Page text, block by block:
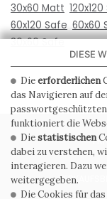
30x60 Matt
60x120 Safe 60x60
30x60 Safe
DIESE
Dieerforderlichen
das Navigieren auf
passwortgeschützten
funktioniert die
Diestatistischen
dabei zu verstehen,
interagieren. Dazu
weitergegeben.
Die Cookies für das